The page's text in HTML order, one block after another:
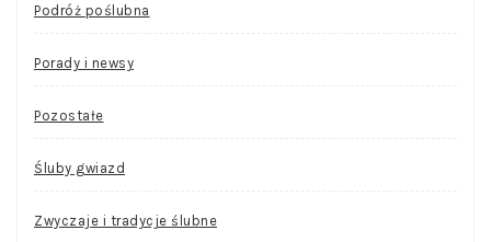
Podróż poślubna
Porady i newsy
Pozostałe
Śluby gwiazd
Zwyczaje i tradycje ślubne